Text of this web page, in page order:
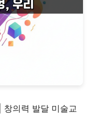
창의력 발달 미술교